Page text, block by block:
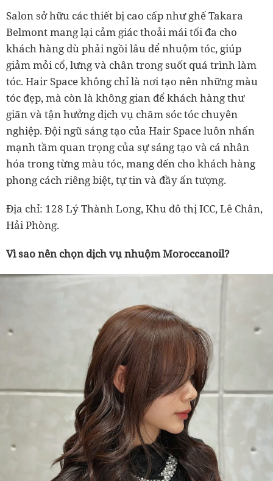
Salon sở hữu các thiết bị cao cấp như ghế Takara
Belmont mang lại cảm giác thoải mái tối đa cho
khách hàng dù phải ngồi lâu để nhuộm tóc, giúp
giảm mỏi cổ, lưng và chân trong suốt quá trình làm
tóc. Hair Space không chỉ là nơi tạo nên những màu
tóc đẹp, mà còn là không gian để khách hàng thư
giãn và tận hưởng dịch vụ chăm sóc tóc chuyên
nghiệp. Đội ngũ sáng tạo của Hair Space luôn nhấn
mạnh tầm quan trọng của sự sáng tạo và cá nhân
hóa trong từng màu tóc, mang đến cho khách hàng
phong cách riêng biệt, tự tin và đầy ấn tượng.
Địa chỉ: 128 Lý Thành Long, Khu đô thị ICC, Lê Chân,
Hải Phòng.
Vì sao nên chọn dịch vụ nhuộm Moroccanoil?